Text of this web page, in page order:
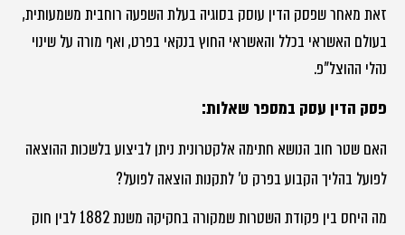
זאת מאחר שפסק הדין עוסק בסוגיה בעלת השפעה רוחבית משמעותית,
בעולם האשראי בכלל והאשראי החוץ בנקאי בפרט, ואף מורה על שינוי
נהלי ההוצל"פ.
פסק הדין עסק במספר שאלות:
האם שטר חוב הנושא חתימה אלקטרונית ניתן לביצוע בלשכות ההוצאה
לפועל בהליך הקבוע בפרק ט' לתקנות הוצאה לפועל?
מה היחס בין פקודת השטרות שמקורה בחקיקה משנת 1882 לבין חוק